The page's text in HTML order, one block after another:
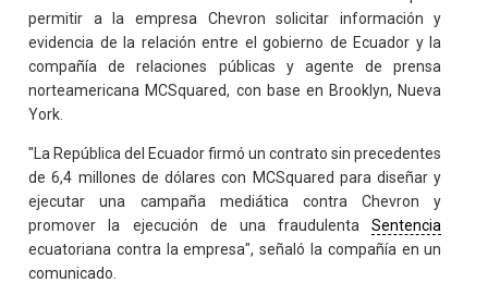
permitir a la empresa Chevron solicitar información y
evidencia de la relación entre el gobierno de Ecuador y la
compañía de relaciones públicas y agente de prensa
norteamericana MCSquared, con base en Brooklyn, Nueva
York.
"La República del Ecuador firmó un contrato sin precedentes
de 6,4 millones de dólares con MCSquared para diseñar y
ejecutar una campaña mediática contra Chevron y
promover la ejecución de una fraudulentaSentencia
ecuatoriana contra la empresa", señaló la compañía en un
comunicado.